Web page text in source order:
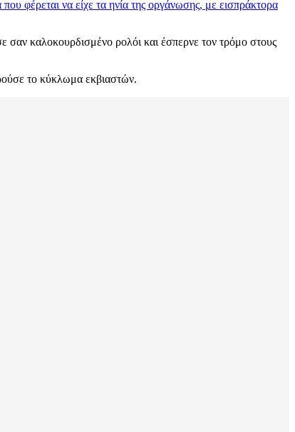
φέρεται να είχε τα ηνία της οργάνωσης, με εισπράκτορα
σαν καλοκουρδισμένο ρολόι και έσπερνε τον τρόμο στους
το κύκλωμα εκβιαστών.